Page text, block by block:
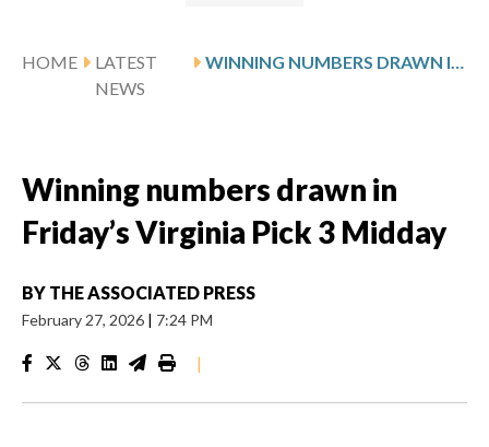
HOME
LATEST
NEWS
WINNING NUMBERS DRAWN IN FRIDAY’S VIRGINIA PICK 3 MIDDAY
Winning numbers drawn in
Friday’s Virginia Pick 3 Midday
BY THE ASSOCIATED PRESS
February 27, 2026 | 7:24 PM
|